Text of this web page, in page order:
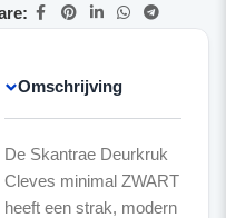
Omschrijving
De Skantrae Deurkruk
Cleves minimal ZWART
heeft een strak, modern